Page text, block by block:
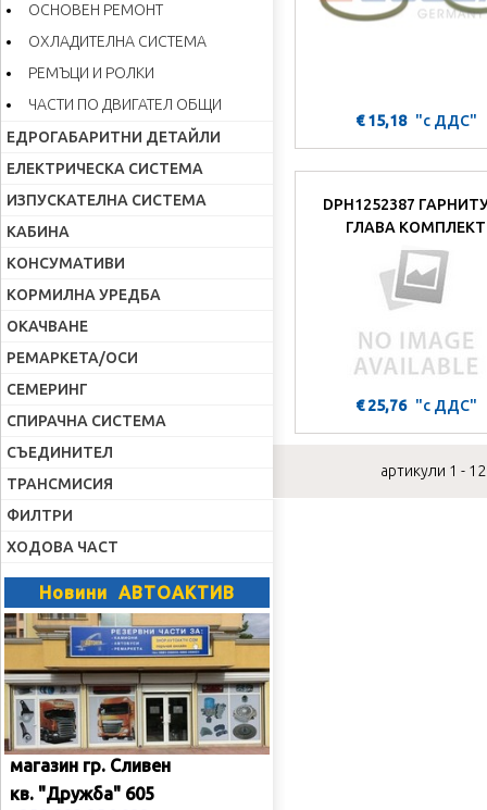
ОСНОВЕН РЕМОНТ
ОХЛАДИТЕЛНА СИСТЕМА
РЕМЪЦИ И РОЛКИ
ЧАСТИ ПО ДВИГАТЕЛ ОБЩИ
ЕДРОГАБАРИТНИ ДЕТАЙЛИ
ЕЛЕКТРИЧЕСКА СИСТЕМА
ИЗПУСКАТЕЛНА СИСТЕМА
КАБИНА
КОНСУМАТИВИ
КОРМИЛНА УРЕДБА
ОКАЧВАНЕ
РЕМАРКЕТА/ОСИ
СЕМЕРИНГ
СПИРАЧНА СИСТЕМА
СЪЕДИНИТЕЛ
ТРАНСМИСИЯ
ФИЛТРИ
ХОДОВА ЧАСТ
Новини АВТОАКТИВ
магазин гр. Сливен
кв. "Дружба" 605
€ 15,18 "с ДДС"
DPH1252387
ГЛАВА КОМПЛЕКТ
€ 25,76 "с ДДС"
артикули 1 -